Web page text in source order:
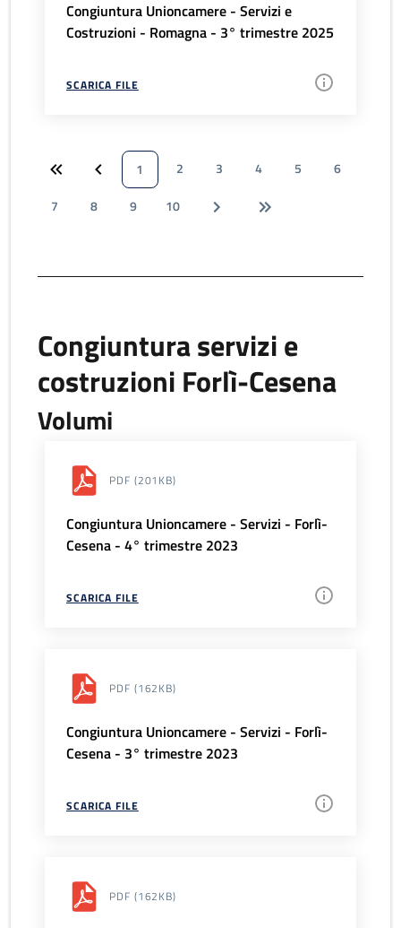
Congiuntura Unioncamere - Servizi e
Costruzioni - Romagna - 3° trimestre 2025
SCARICA FILE
1 2 3 4 5
6
7
8 9 10
Congiuntura servizi e
costruzioni Forlì-Cesena
Volumi
PDF (201KB)
Congiuntura Unioncamere - Servizi - Forlì-
Cesena - 4° trimestre 2023
SCARICA FILE
PDF (162KB)
Congiuntura Unioncamere - Servizi - Forlì-
Cesena - 3° trimestre 2023
SCARICA FILE
PDF (162KB)